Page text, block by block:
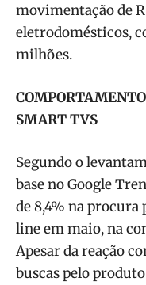
movimentação de
eletrodomésticos,
milhões.
SMART TVS
Segundo o
base no Google
de 8,4% na
line em maio, na
Apesar da reação
buscas pelo